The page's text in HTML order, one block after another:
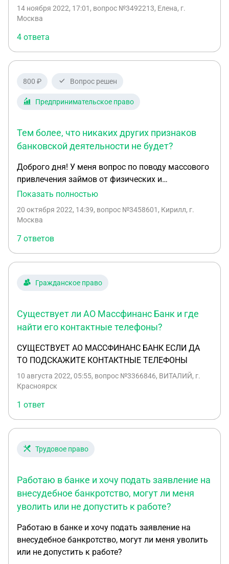
банк, офисные, парикмахерские/маникюрные
- банковская деятельность. Как поступить в
данной ситуации?
14 ноября 2022, 17:01 , вопрос №3492213, Елена, г.
Москва
4 ответа
800 ₽ Вопрос решен
Предпринимательское право
Тем более, что никаких других признаков
банковской деятельности не будет?
Доброго дня! У меня вопрос по поводу массового
привлечения займов от физических и
юридических лиц на организацию - ООО или
эта организация будет привлекать займы и
точно будет незаконная банковская
деятельность. Но если ООО или ПК будет вести
обычную предпринимательскую деятельность,
прибыль с которой будет полностью
компенсировать все выплаты процентов по
будут получаться, но не будут выдаваться,
вообще ни одного. Можно ли это будет считать
какие-то дополнительные условия? В ст. 835 ГК
указано, что без банковской лицензии нельзя
принимать вклады. Но можно ли эти займы
квалифицировать как банковские вклады? Тем
более, что никаких других признаков банковской
Показать полностью
20 октября 2022, 14:39, вопрос №3458601, Кирилл, г.
Москва
7 ответов
Гражданское право
Существует ли АО Массфинанс Банк и где
найти его контактные телефоны?
СУЩЕСТВУЕТ АО МАССФИНАНС БАНК ЕСЛИ ДА
ТО ПОДСКАЖИТЕ КОНТАКТНЫЕ ТЕЛЕФОНЫ
10 августа 2022, 05:55, вопрос №3366846, ВИТАЛИЙ, г.
Красноярск
1 ответ
Трудовое право
Работаю в банке и хочу подать заявление на
внесудебное банкротство, могут ли меня
уволить или не допустить к работе?
Работаю в банке и хочу подать заявление на
внесудебное банкротство, могут ли меня уволить
или не допустить к работе?